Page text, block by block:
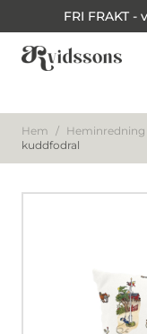
FRI FRAKT
Hem / Heminredning
kuddfodral